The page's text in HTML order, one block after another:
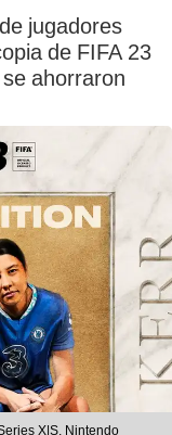
jugadores
de FIFA 23
ahorraron
X|S, Nintendo